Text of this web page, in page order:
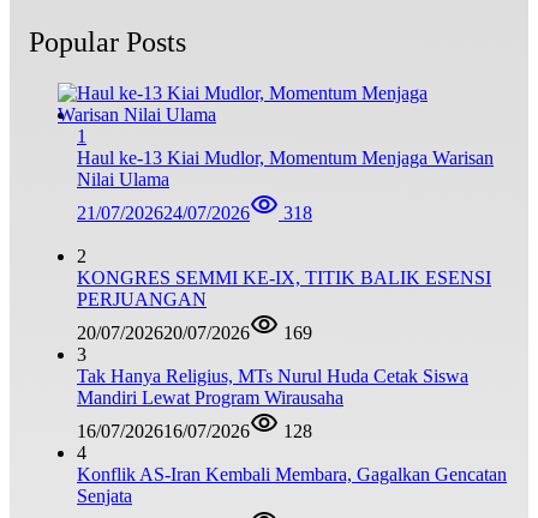
Popular Posts
1
Haul ke-13 Kiai Mudlor, Momentum Menjaga Warisan
Nilai Ulama
21/07/202624/07/2026 318
2
KONGRES SEMMI KE-IX, TITIK BALIK ESENSI
PERJUANGAN
20/07/202620/07/2026
169
3
Tak Hanya Religius, MTs Nurul Huda Cetak Siswa
Mandiri Lewat Program Wirausaha
16/07/202616/07/2026
128
4
Konflik AS-Iran Kembali Membara, Gagalkan Gencatan
Senjata